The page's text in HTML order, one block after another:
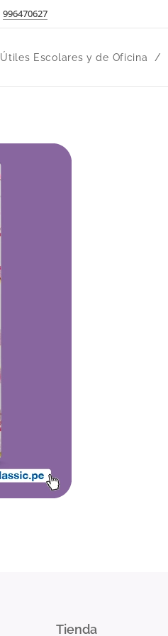
996470627
Útiles Escolares y de Oficina
Tienda